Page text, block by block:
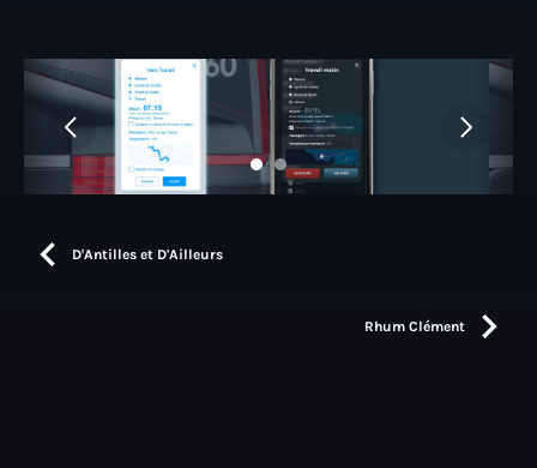
D'Antilles et D'Ailleurs
Rhum Clément